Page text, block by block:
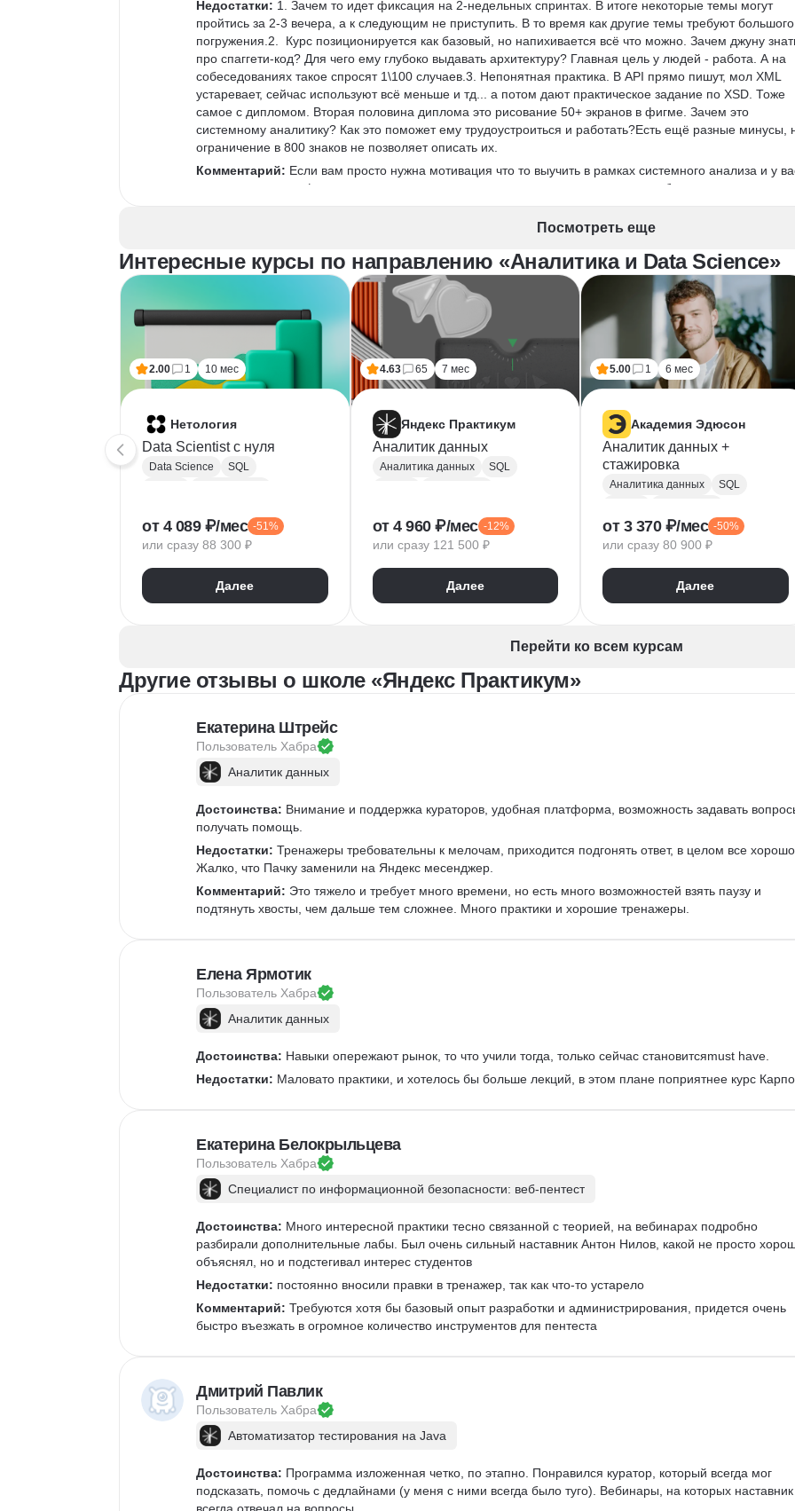
Недостатки: 1. Зачем то идет фиксация на 2-недельных спринтах. В итоге некоторые темы могут
пройтись за 2-3 вечера, а к следующим не приступить. В то время как другие темы требуют большого
погружения.2.  Курс позиционируется как базовый, но напихивается всё что можно. Зачем джуну
про спаггети-код? Для чего ему глубоко выдавать архитектуру? Главная цель у людей - работа. А на
собеседованиях такое спросят 1\100 случаев.3. Непонятная практика. В API прямо пишут, мол XML
устаревает, сейчас используют всё меньше и тд... а потом дают практическое задание по XSD. Тоже
самое с дипломом. Вторая половина диплома это рисование 50+ экранов в фигме. Зачем это
системному аналитику? Как это поможет ему трудоустроиться и работать?Есть ещё разные минусы,
ограничение в 800 знаков не позволяет описать их.
Комментарий: Если вам просто нужна мотивация что то выучить в рамках системного анализа и у
есть друзья из профессии или вы сами уже что-то знаете и понимаете, что вам будет полезно, а что
можно получить неплохую обратную связь от ревьюверов и наставников, если допытывать их
лишних знаний, которые дай бог пригодятся один раз за всю вашу карьеру.  За сумму курса можно
ментора, который по цене 5к\час проведет с вами 25-30 занятий и объяснит всё в разы лучше,
Посмотреть еще
Интересные курсы по направлению «Аналитика и Data Science»
2.00 1 10 мес
Нетология
Data Scientist с нуля
Data Science
SQL
Парсинг
Keras
Машинное обучение
Нейронные сети
Pandas
Очистка данных
Извлечение данных
Аналитика данных
от 4 089 ₽/мес -51%
или сразу 88 300 ₽
Далее
4.63 65 7 мес
Яндекс Практикум
Аналитик данных
Аналитика данных
SQL
MatPlotLib
NumPy
Pandas
Google Таблицы
от 4 960 ₽/мес -12%
или сразу 121 500 ₽
Далее
5.00 1 6 мес
Академия Эдюсон
Аналитик данных +
стажировка
Аналитика данных
SQL
Алгоритмы и структуры данных
Power BI
Tableau
Microsoft Excel
Юнит-экономика
от 3 370 ₽/мес -50%
или сразу 80 900 ₽
Далее
Перейти ко всем курсам
Другие отзывы о школе «Яндекс Практикум»
Екатерина Штрейс
Пользователь Хабра
Аналитик данных
Достоинства: Внимание и поддержка кураторов, удобная платформа, возможность задавать
получать помощь.
Недостатки: Тренажеры требовательны к мелочам, приходится подгонять ответ, в целом все хорошо.
Жалко, что Пачку заменили на Яндекс месенджер.
Комментарий: Это тяжело и требует много времени, но есть много возможностей взять паузу и
подтянуть хвосты, чем дальше тем сложнее. Много практики и хорошие тренажеры.
Елена Ярмотик
Пользователь Хабра
Аналитик данных
Достоинства: Навыки опережают рынок, то что учили тогда, только сейчас становитсяmust have.
Недостатки: Маловато практики, и хотелось бы больше лекций, в этом плане поприятнее курс
Екатерина Белокрыльцева
Пользователь Хабра
Специалист по информационной безопасности: веб-пентест
Достоинства: Много интересной практики тесно связанной с теорией, на вебинарах подробно
разбирали дополнительные лабы. Был очень сильный наставник Антон Нилов, какой не просто
объяснял, но и подстегивал интерес студентов
Недостатки: постоянно вносили правки в тренажер, так как что-то устарело
Комментарий: Требуются хотя бы базовый опыт разработки и администрирования, придется очень
быстро въезжать в огромное количество инструментов для пентеста
Дмитрий Павлик
Пользователь Хабра
Автоматизатор тестирования на Java
Достоинства: Программа изложенная четко, по этапно. Понравился куратор, который всегда мог
подсказать, помочь с дедлайнами (у меня с ними всегда было туго). Вебинары, на которых наставник